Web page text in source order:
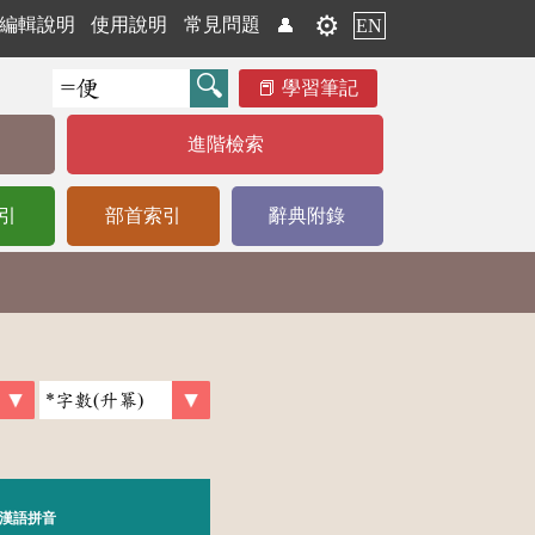
編輯說明 使用說明 常見問題 👤 ⚙️ EN
學習筆記
進階檢索
部首索引 辭典附錄
漢語拼音